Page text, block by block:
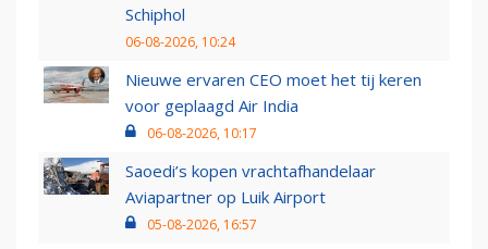
Schiphol
06-08-2026, 10:24
Nieuwe ervaren CEO moet het tij keren
voor geplaagd Air India
06-08-2026, 10:17
Saoedi’s kopen vrachtafhandelaar
Aviapartner op Luik Airport
05-08-2026, 16:57